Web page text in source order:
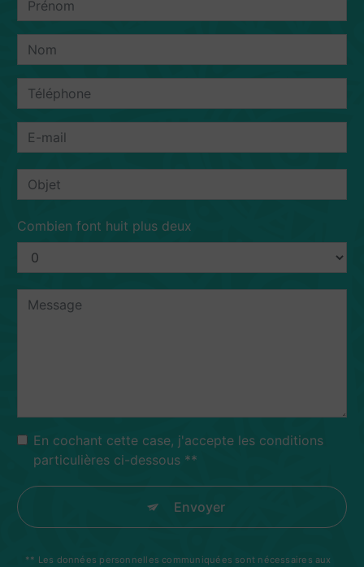
Combien font huit plus deux
En cochant cette case, j'accepte les conditions
particulières ci-dessous **
Envoyer
** Les données personnelles communiquées sont nécessaires aux